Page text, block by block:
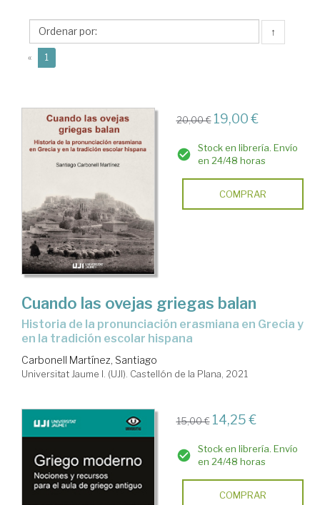
Santiago
↑
« 1
20,00 € 19,00 €
Stock en librería. Envío
en 24/48 horas
COMPRAR
Cuando las ovejas griegas balan
historia de la pronunciación erasmiana en Grecia y
en la tradición escolar hispana
Carbonell Martínez, Santiago
Universitat Jaume I. (UJI). Castellón de la Plana, 2021
15,00 € 14,25 €
Stock en librería. Envío
en 24/48 horas
COMPRAR